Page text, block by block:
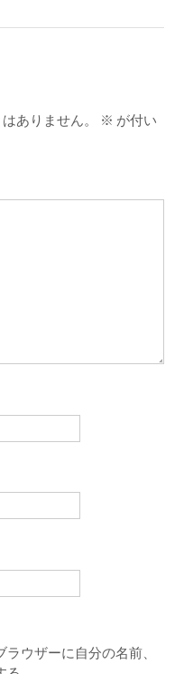
ありません。 ※ が付い
ウザーに自分の名前、